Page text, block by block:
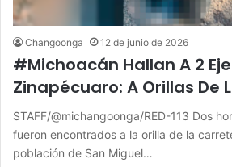
Changoonga 12 de junio de 2026
#Michoacán Hallan A 2
Zinapécuaro: A Orillas De
STAFF/@michangoonga/RED-113 Dos
fueron encontrados a la orilla de la
población de San Miguel…